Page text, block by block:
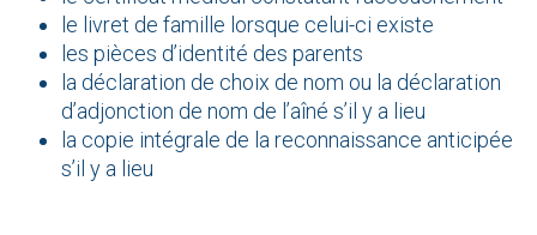
le livret de famille lorsque celui-ci existe
les pièces d’identité des parents
la déclaration de choix de nom ou la déclaration
d’adjonction de nom de l’aîné s’il y a lieu
la copie intégrale de la reconnaissance anticipée
s’il y a lieu